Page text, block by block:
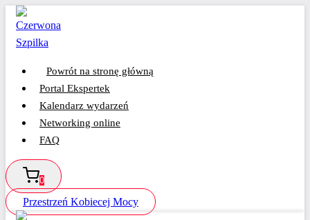
Przejdź
treści
Powrót na stronę główną
Portal Ekspertek
Kalendarz wydarzeń
Networking online
FAQ
0
Przestrzeń Kobiecej Mocy